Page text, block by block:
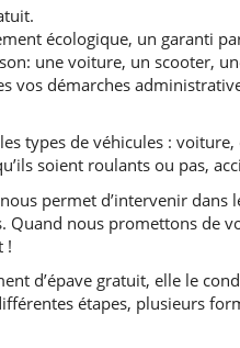
écologique, un garanti
une voiture, un scooter,
vos démarches
types de véhicules :
soient roulants ou pas,
permet d’intervenir dans
Quand nous promettons de
!
d’épave gratuit, elle le
étapes, plusieurs